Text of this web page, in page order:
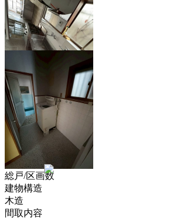
S54.1
新築/中古
中古
面積
バルコニー
m²
向き
建物階数
地上2階
部屋階数
部屋/区画番号
総戸/区画数
建物構造
木造
間取内容